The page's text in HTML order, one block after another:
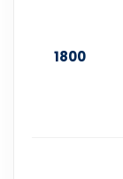
1800